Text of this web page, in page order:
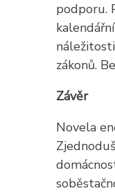
podporu.
zákonů.
Závěr
Novela